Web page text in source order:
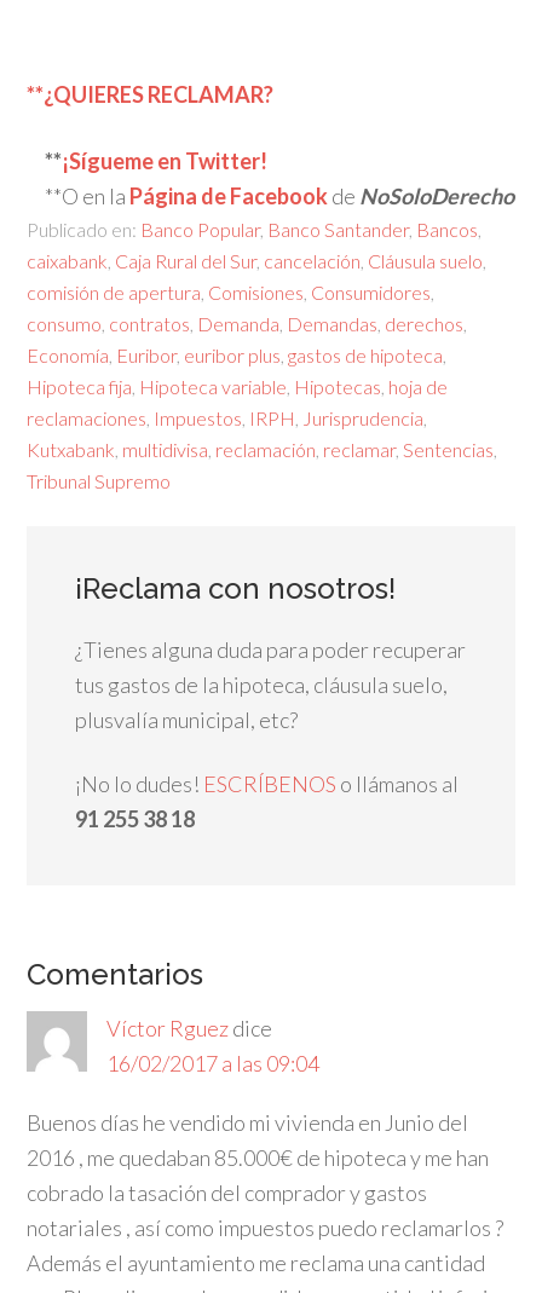
**¿QUIERES RECLAMAR?
**¡Sígueme en Twitter!
**O en la Página de Facebook de NoSoloDerecho
Publicado en: Banco Popular, Banco Santander, Bancos
caixabank Caja Rural del Sur, cancelación Cláusula suelo
comisión de apertura Comisiones Consumidores
consumo contratos Demanda Demandas derechos
Economía Euribor, euribor plus ,gastos de hipoteca
Hipoteca fija Hipoteca variable Hipotecas hoja de
reclamaciones Impuestos IRPH Jurisprudencia
Kutxabank multidivisa reclamación reclamar,Sentencias
Tribunal Supremo
¡Reclama con nosotros!
¿Tienes alguna duda para poder recuperar
tus gastos de la hipoteca, cláusula suelo,
plusvalía municipal, etc?
¡No lo dudes! ESCRÍBENOS o llámanos al
91 255 38 18
Comentarios
Víctor Rguezdice
16/02/2017 a las 09:04
Buenos días he vendido mi vivienda en Junio del
2016 , me quedaban 85.000€ de hipoteca y me han
cobrado la tasación del comprador y gastos
notariales , así como impuestos puedo reclamarlos ?
Además el ayuntamiento me reclama una cantidad